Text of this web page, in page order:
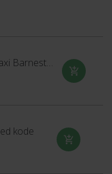
Thule Yepp Nexxt 2 Maxi Barnestol
kode